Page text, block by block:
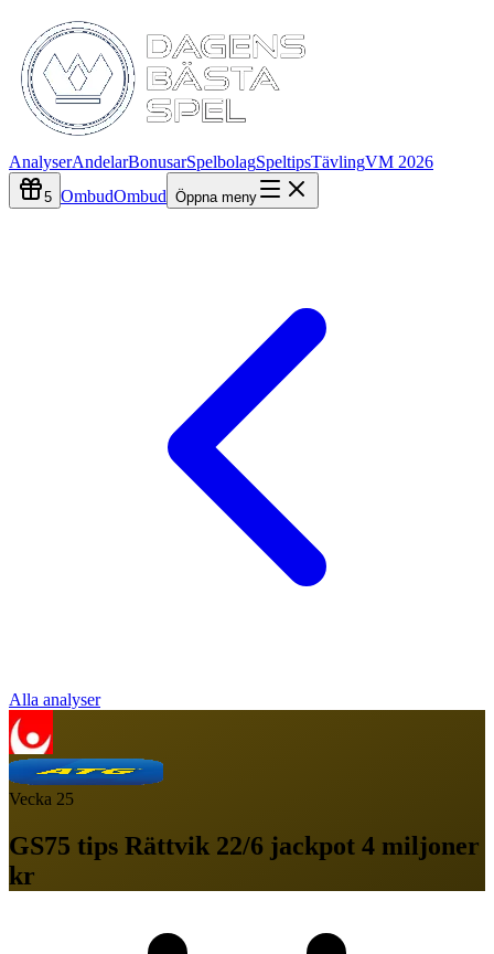
AnalyserAndelarBonusarSpelbolagSpeltipsTävlingVM 2026
5 OmbudOmbud Öppna meny
Alla analyser
Vecka 25
GS75 tips Rättvik 22/6 jackpot 4 miljoner
kr